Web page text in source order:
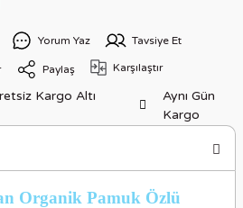
Yorum Yaz Tavsiye Et
Paylaş Karşılaştır
Kargo Altı
Aynı Gün
Kargo
Organik Pamuk Özlü